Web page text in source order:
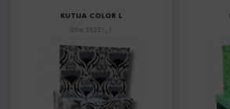
KUTIJA COLOR L
Šifra: 35251_1